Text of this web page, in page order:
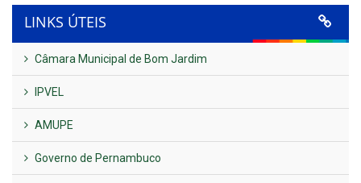
LINKS ÚTEIS
Câmara Municipal de Bom Jardim
IPVEL
AMUPE
Governo de Pernambuco